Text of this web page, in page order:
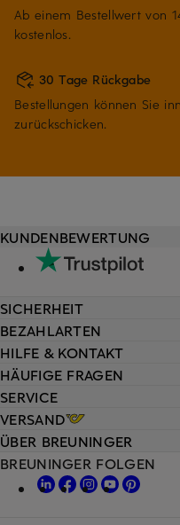
Ab einem Bestellwert von
kostenlos.
30 Tage Rückgabe
Bestellungen können Sie
zurückschicken.
HILFE & KONTAKT
HÄUFIGE FRAGEN
SERVICE
VERSAND
KUNDENBEWERTUNG
SICHERHEIT
BEZAHLARTEN
ÜBER BREUNINGER
BREUNINGER FOLGEN